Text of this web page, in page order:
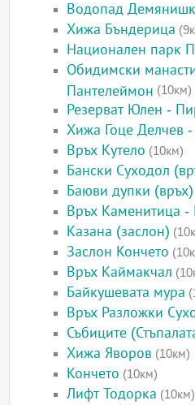
Водопад
Хижа Бъндерица
Национален парк
Обидимски
Пантелеймон (10км)
Резерват Юлен -
Хижа Гоце Делчев
Връх Кутело (10км)
Бански Суходол
Баюви дупки (връх)
Връх Каменитица -
Казана (заслон)
Заслон Кончето
Връх Каймакчал
Байкушевата мура
Връх Разложки
Събиците
Хижа Яворов (10км)
Кончето (10км)
Лифт Тодорка (10км)